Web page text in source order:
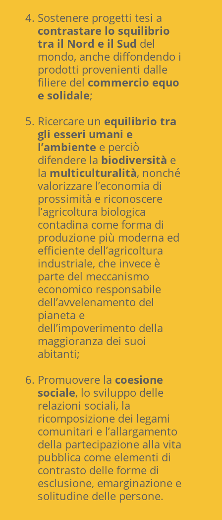
Sostenere progetti tesi a
contrastare lo squilibrio
tra il Nord e il Sud del
mondo, anche diffondendo i
prodotti provenienti dalle
filiere del commercio equo
e solidale;
Ricercare un equilibrio tra
gli esseri umani e
l’ambiente e perciò
difendere la biodiversità e
la multiculturalità, nonché
valorizzare l’economia di
prossimità e riconoscere
l’agricoltura biologica
contadina come forma di
produzione più moderna ed
efficiente dell’agricoltura
industriale, che invece è
parte del meccanismo
economico responsabile
dell’avvelenamento del
pianeta e
dell’impoverimento della
maggioranza dei suoi
abitanti;
Promuovere la coesione
sociale, lo sviluppo delle
relazioni sociali, la
ricomposizione dei legami
comunitari e l’allargamento
della partecipazione alla vita
pubblica come elementi di
contrasto delle forme di
esclusione, emarginazione e
solitudine delle persone.